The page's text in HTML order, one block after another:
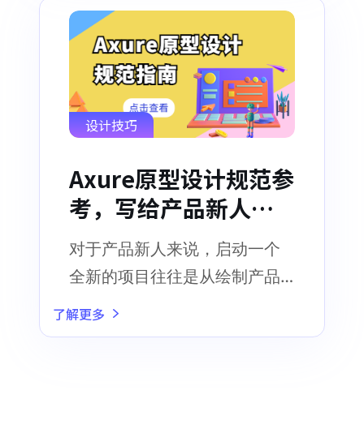
设计技巧
Axure原型设计规范参
考，写给产品新人的
指南！
对于产品新人来说，启动一个
全新的项目往往是从绘制产品
原型开始的
了解更多